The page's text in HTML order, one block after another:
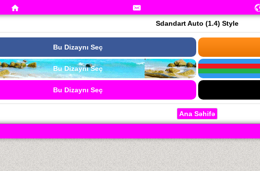
Sdandart Auto (1.4) Style
Bu Dizaynı Seç
Bu Dizaynı Seç
Bu Dizaynı Seç
Ana Səhifə